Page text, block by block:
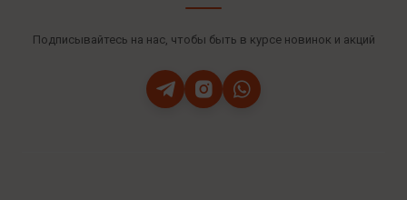
Подписывайтесь на нас, чтобы быть в курсе новинок и акций